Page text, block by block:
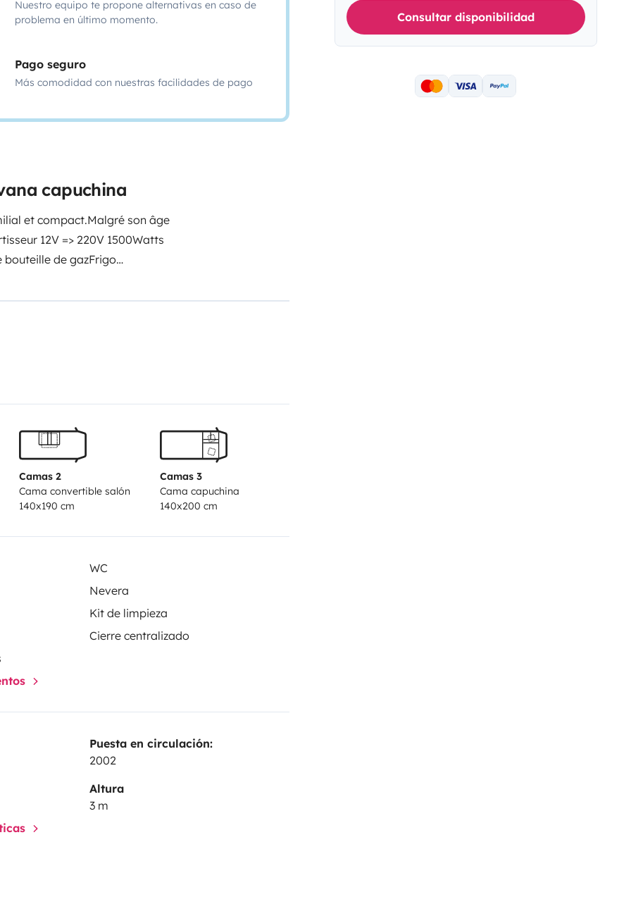
Nuestro equipo te propone alternativas en caso de
problema en último momento.
Pago seguro
Más comodidad con nuestras facilidades de pago
capuchina
et compact.Malgré son âge
12V => 220V 1500Watts
bouteille de gazFrigo
solaire => autonomie
sur demande)
aventure!
Camas 2
Cama convertible salón
140x190 cm
Camas 3
Cama capuchina
140x200 cm
WC
Nevera
Kit de limpieza
Cierre centralizado
Puesta en circulación:
2002
Altura
3 m
Consultar disponibilidad